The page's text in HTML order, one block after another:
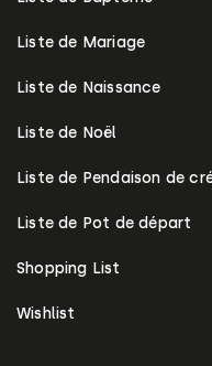
Liste de Mariage
Liste de Naissance
Liste de Noël
Liste de Pendaison de
Liste de Pot de départ
Shopping List
Wishlist